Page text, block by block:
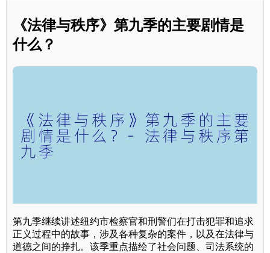
《法律与秩序》第九季的主要剧情是
什么？
第九季继续讲述纽约市检察官和刑警们在打击犯罪和追求
正义过程中的故事，涉及各种复杂的案件，以及在法律与
道德之间的挣扎。该季重点描绘了社会问题、司法系统的